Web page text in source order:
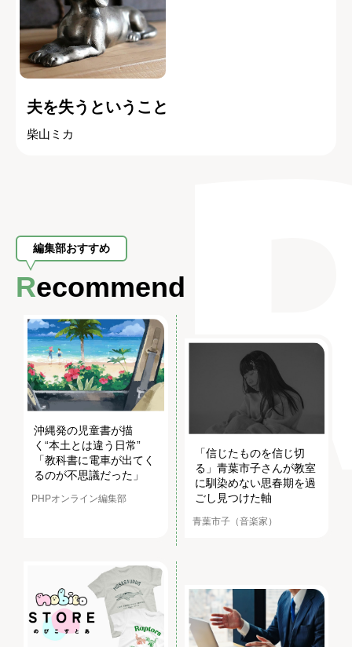
夫を失うということ
柴山ミカ
編集部おすすめ
Recommend
沖縄発の児童書が描
く“本土とは違う日常”
「教科書に電車が出てく
るのが不思議だった」
PHPオンライン編集部
「信じたものを信じ切
る」青葉市子さんが教室
に馴染めない思春期を過
ごし見つけた軸
青葉市子（音楽家）